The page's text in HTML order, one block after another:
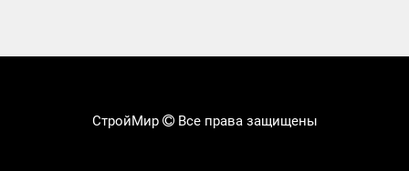
СтройМир Все права защищены